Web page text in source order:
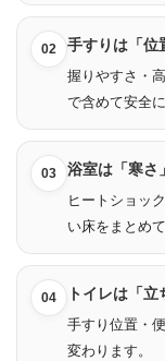
02 手すりは「位
握りやすさ・
で含めて安全に
03 浴室は「寒さ
ヒートショッ
い床をまとめて
04 トイレは「立
手すり位置・
変わります。